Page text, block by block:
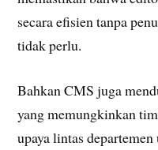
secara efisien tanpa
tidak perlu.
Bahkan CMS juga
yang memungkinkan
upaya lintas